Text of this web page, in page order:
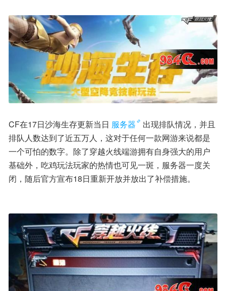
CF在17日沙海生存更新当日 服务器
出现排队情况，并且
排队人数达到了近五万人，这对于任何一款网游来说都是
一个可怕的数字。除了穿越火线端游拥有自身强大的用户
基础外，吃鸡玩法玩家的热情也可见一斑，服务器一度关
闭，随后官方宣布18日重新开放并放出了补偿措施。